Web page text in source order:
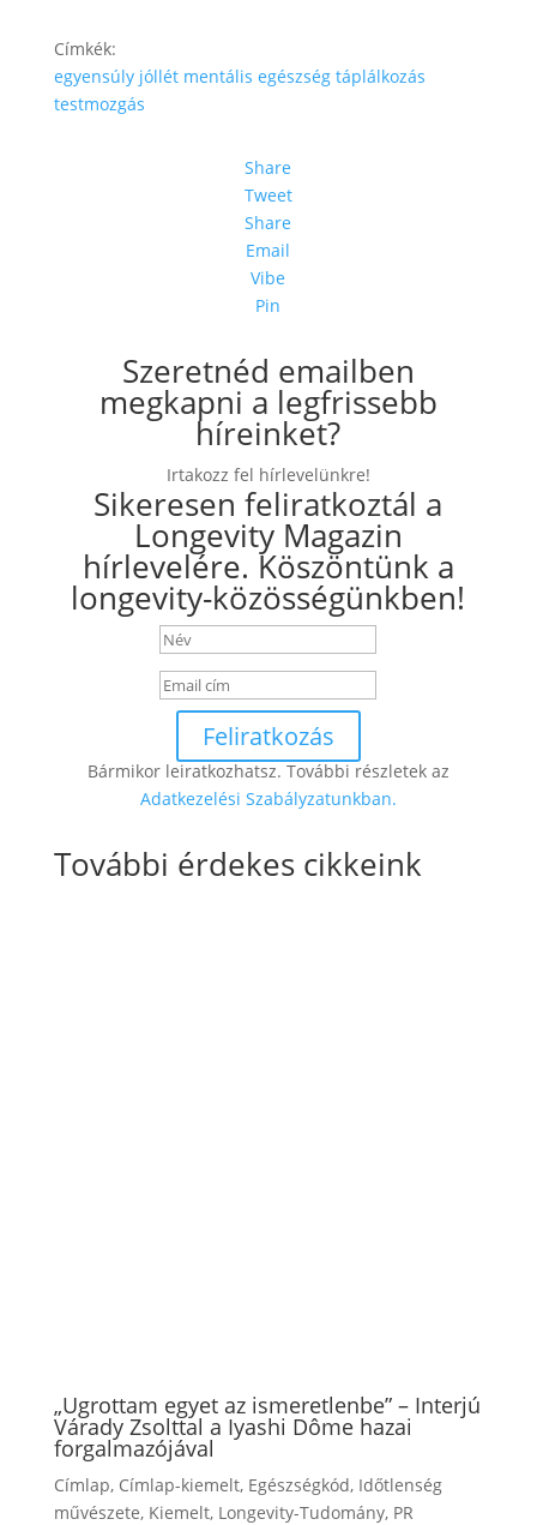
Címkék:
egyensúly jóllét mentális egészség táplálkozás
testmozgás
Share
Tweet
Share
Email
Vibe
Pin
Szeretnéd emailben
megkapni a legfrissebb
híreinket?
Irtakozz fel hírlevelünkre!
Sikeresen feliratkoztál a
Longevity Magazin
hírlevelére. Köszöntünk a
longevity-közösségünkben!
Feliratkozás
Bármikor leiratkozhatsz. További részletek az
Adatkezelési Szabályzatunkban.
További érdekes cikkeink
„Ugrottam egyet az ismeretlenbe” – Interjú
Várady Zsolttal a Iyashi Dôme hazai
forgalmazójával
Címlap, Címlap-kiemelt, Egészségkód, Időtlenség
művészete, Kiemelt, Longevity-Tudomány, PR